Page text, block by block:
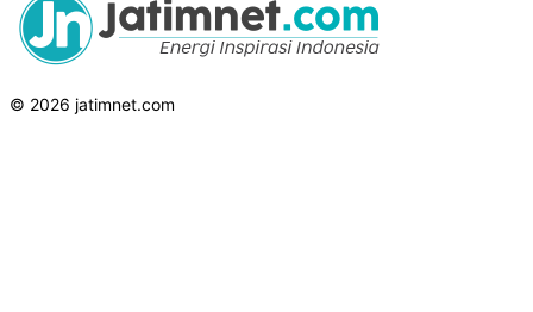
© 2026 jatimnet.com